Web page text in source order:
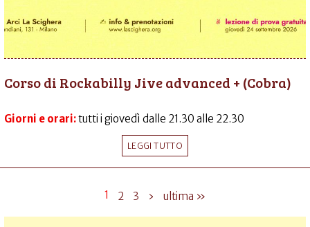
Corso di Rockabilly Jive advanced + (Cobra)
Giorni e orari:tutti i giovedì dalle 21.30 alle 22.30
LEGGI TUTTO
1 2 3 › ultima »